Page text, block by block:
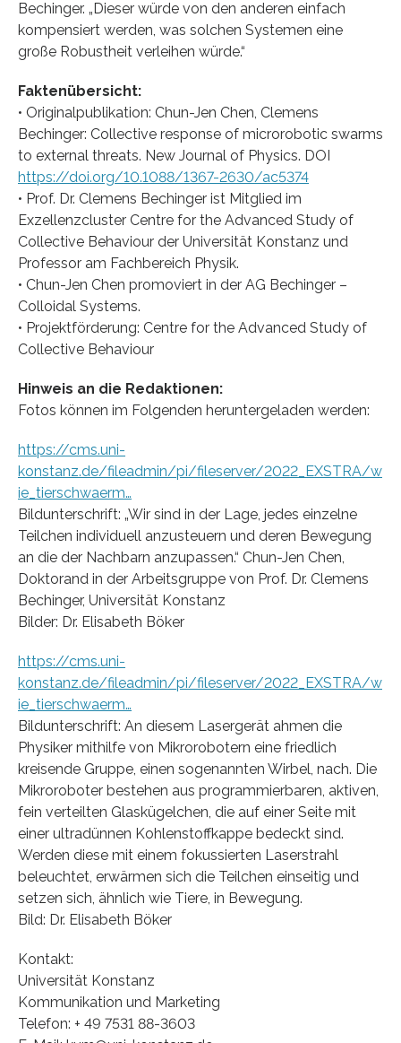
Bechinger. „Dieser würde von den anderen einfach
kompensiert werden, was solchen Systemen eine
große Robustheit verleihen würde.“
Faktenübersicht:
• Originalpublikation: Chun-Jen Chen, Clemens
Bechinger: Collective response of microrobotic swarms
to external threats. New Journal of Physics. DOI
https://doi.org/10.1088/1367-2630/ac5374
• Prof. Dr. Clemens Bechinger ist Mitglied im
Exzellenzcluster Centre for the Advanced Study of
Collective Behaviour der Universität Konstanz und
Professor am Fachbereich Physik.
• Chun-Jen Chen promoviert in der AG Bechinger –
Colloidal Systems.
• Projektförderung: Centre for the Advanced Study of
Collective Behaviour
Hinweis an die Redaktionen:
Fotos können im Folgenden heruntergeladen werden:
https://cms.uni-
konstanz.de/fileadmin/pi/fileserver/2022_EXSTRA/w
ie_tierschwaerm…
Bildunterschrift: „Wir sind in der Lage, jedes einzelne
Teilchen individuell anzusteuern und deren Bewegung
an die der Nachbarn anzupassen.“ Chun-Jen Chen,
Doktorand in der Arbeitsgruppe von Prof. Dr. Clemens
Bechinger, Universität Konstanz
Bilder: Dr. Elisabeth Böker
https://cms.uni-
konstanz.de/fileadmin/pi/fileserver/2022_EXSTRA/w
ie_tierschwaerm…
Bildunterschrift: An diesem Lasergerät ahmen die
Physiker mithilfe von Mikrorobotern eine friedlich
kreisende Gruppe, einen sogenannten Wirbel, nach. Die
Mikroroboter bestehen aus programmierbaren, aktiven,
fein verteilten Glaskügelchen, die auf einer Seite mit
einer ultradünnen Kohlenstoffkappe bedeckt sind.
Werden diese mit einem fokussierten Laserstrahl
beleuchtet, erwärmen sich die Teilchen einseitig und
setzen sich, ähnlich wie Tiere, in Bewegung.
Bild: Dr. Elisabeth Böker
Kontakt:
Universität Konstanz
Kommunikation und Marketing
Telefon: + 49 7531 88-3603